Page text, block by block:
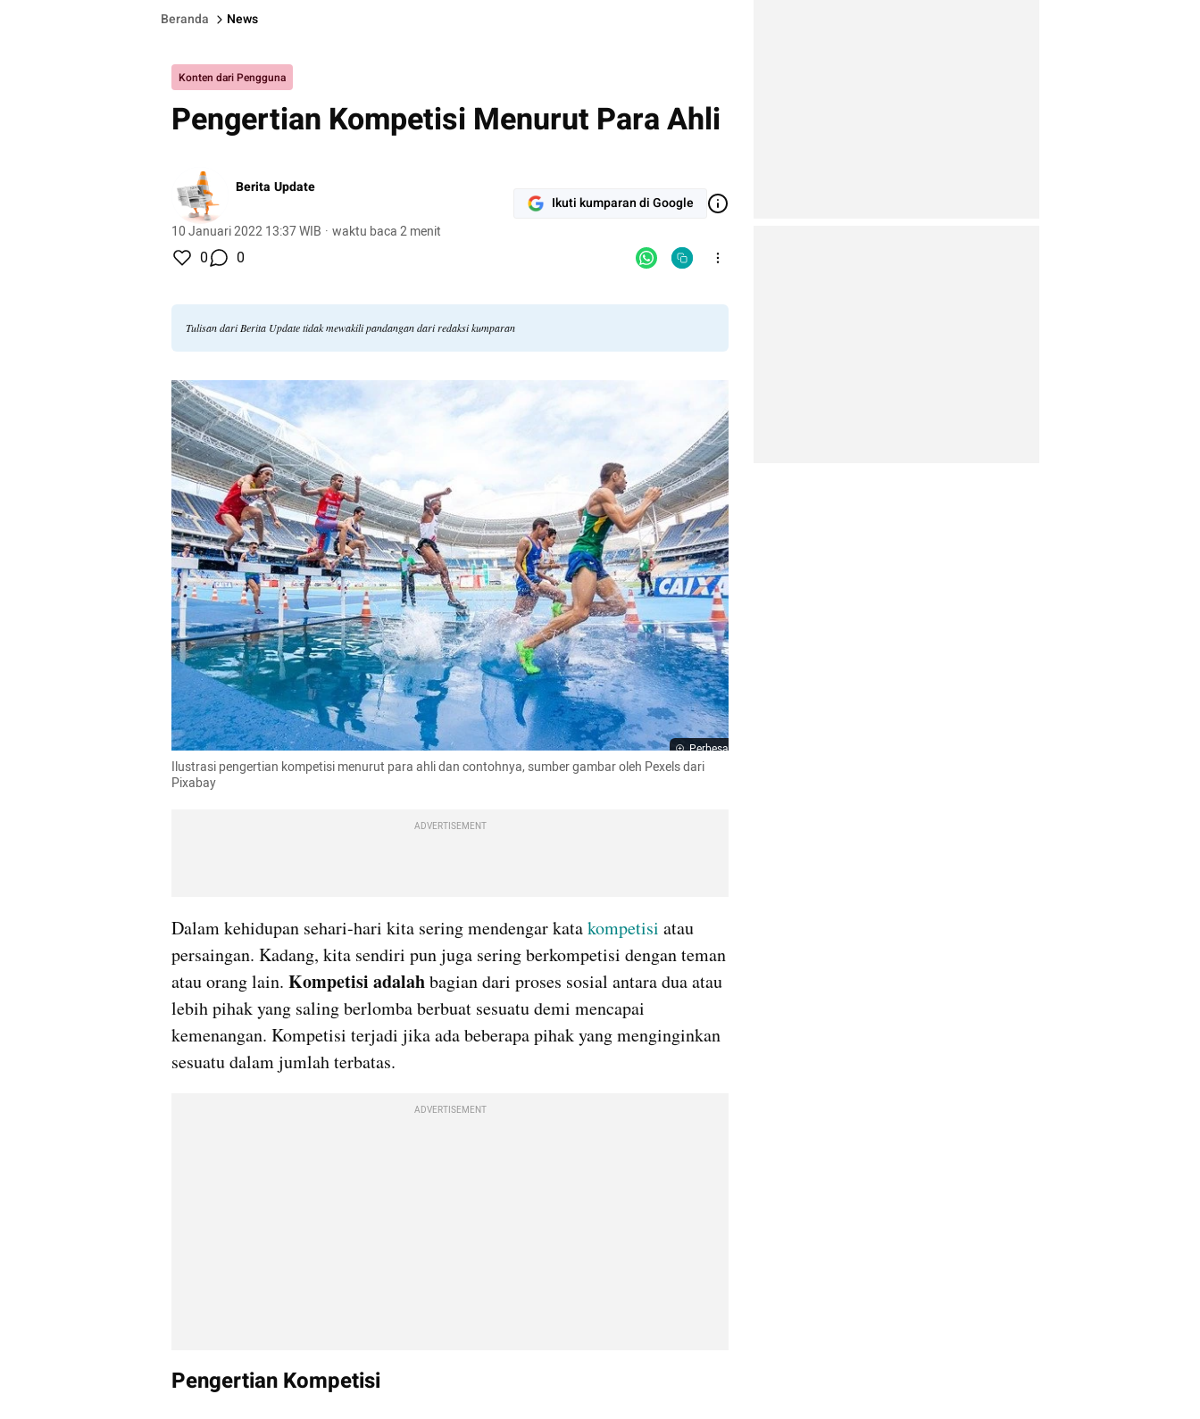
Beranda News
Konten dari Pengguna
Pengertian Kompetisi Menurut Para Ahli
Berita Update
10 Januari 2022 13:37 WIB · waktu baca 2 menit
Ikuti kumparan di Google
0 0
Tulisan dari Berita Update tidak mewakili pandangan dari redaksi kumparan
Perbesar
Ilustrasi pengertian kompetisi menurut para ahli dan contohnya, sumber gambar oleh Pexels dari
Pixabay
ADVERTISEMENT
Dalam kehidupan sehari-hari kita sering mendengar kata kompetisi atau
persaingan. Kadang, kita sendiri pun juga sering berkompetisi dengan teman
atau orang lain. Kompetisi adalah bagian dari proses sosial antara dua atau
lebih pihak yang saling berlomba berbuat sesuatu demi mencapai
kemenangan. Kompetisi terjadi jika ada beberapa pihak yang menginginkan
sesuatu dalam jumlah terbatas.
ADVERTISEMENT
Pengertian Kompetisi